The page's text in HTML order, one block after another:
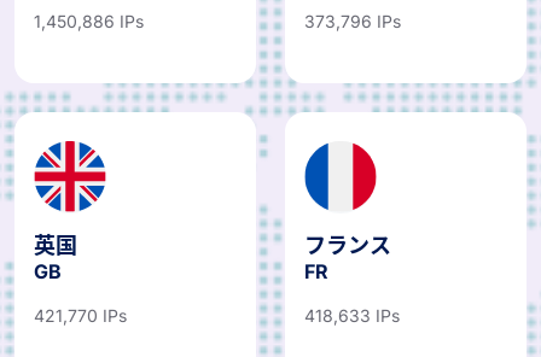
1,450,886 IPs 373,796 IPs
英国
GB
421,770 IPs
フランス
FR
418,633 IPs